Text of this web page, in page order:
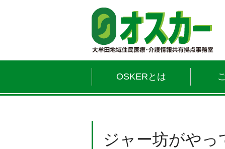
OSKERとは
ジャー坊がやっ